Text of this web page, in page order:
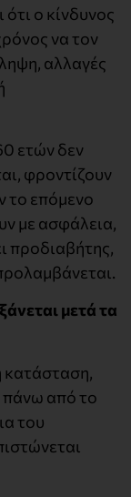
ο κίνδυνος
να τον
αλλαγές
ετών δεν
φροντίζουν
το επόμενο
με ασφάλεια,
προδιαβήτης,
μετά τα
κατάσταση,
πάνω από το
του